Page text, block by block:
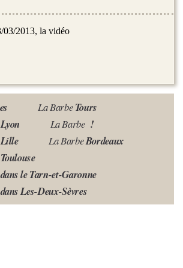
03/2013, la vidéo
La BarbeTours
Lyon La Barbe !
Lille La BarbeBordeaux
Toulouse
dans le Tarn-et-Garonne
dans Les-Deux-Sèvres